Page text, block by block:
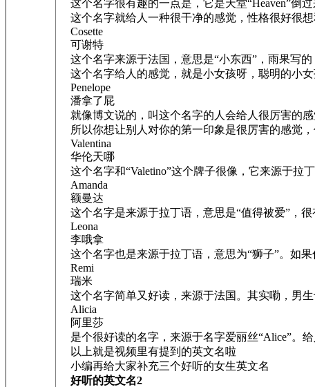
这个名字很有趣的一点是，它是天堂“Heaven”倒
这个名字就给人一种很干净的感觉，性格很好很想
Cosette
可谢特
这个名字来源于法国，意思是“小东西”，雨果写的
这个名字给人的感觉，就是小女孩呀，聪明的小
Penelope
潘拿了屁
就像博文说的，叫这个名字的人会给人很厉害的感
所以你想让别人对你的第一印象是很厉害的感觉
Valentina
华伦天哪
这个名字和“Valetino”这个牌子很像，它来源于拉
Amanda
额曼达
这个名字是来源于拉丁语，意思是“值得被爱”，
Leona
李哦拿
这个名字也是来源于拉丁语，意思为“狮子”。如果
Remi
瑞米
这个名字简单又好读，来源于法国。其实嘞，男
Alicia
阿里莎
是个很好读的名字，来源于名字爱丽丝“Alice”。
以上就是视频里有提到的英文名啦
小编再给大家补充三个好听的女生英文名
好听的英文名2